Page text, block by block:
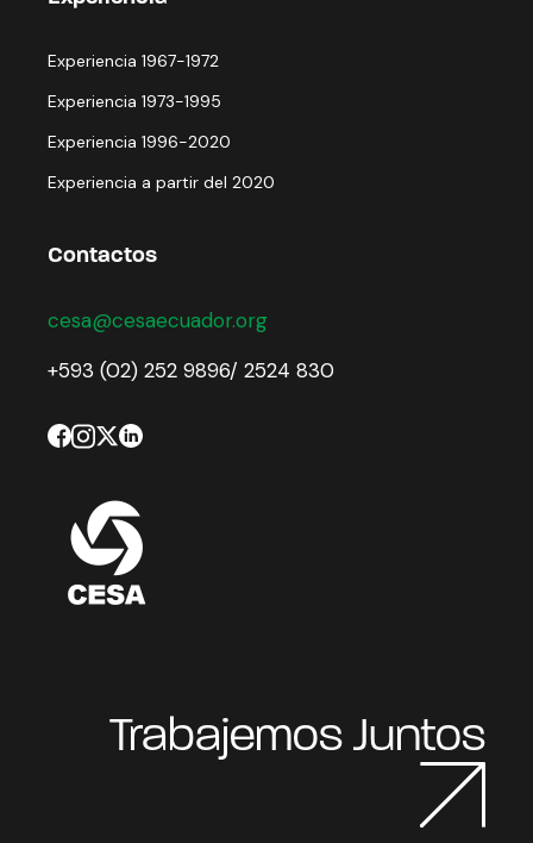
Experiencia 1967-1972
Experiencia 1973-1995
Experiencia 1996-2020
Experiencia a partir del 2020
Contactos
cesa@cesaecuador.org
+593 (02) 252 9896/ 2524 830
Trabajemos Juntos